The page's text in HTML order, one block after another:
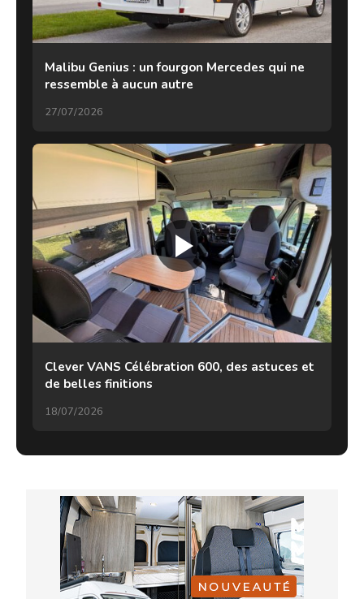
Malibu Genius : un fourgon Mercedes qui ne
ressemble à aucun autre
27/07/2026
Clever VANS Célébration 600, des astuces et
de belles finitions
18/07/2026